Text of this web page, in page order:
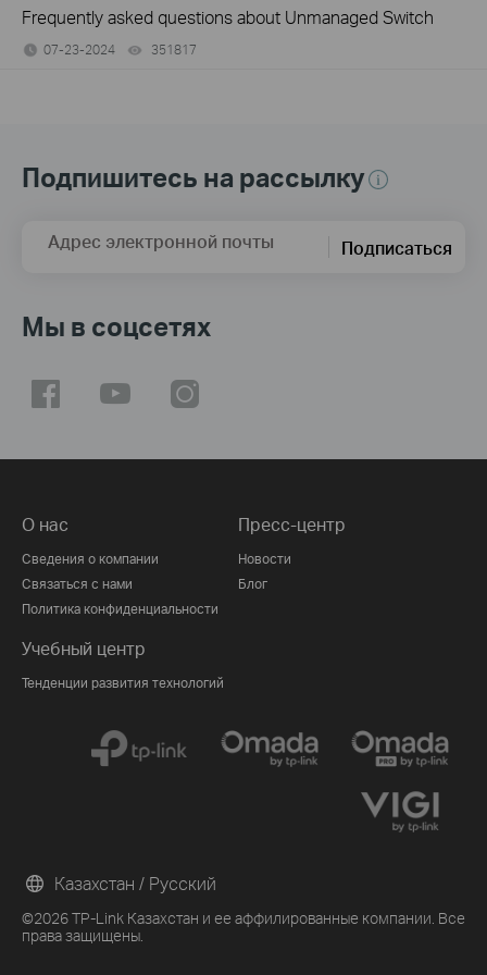
Frequently asked questions about Unmanaged Switch
07-23-2024 351817
Подпишитесь на рассылку
Адрес электронной почты Подписаться
Мы в соцсетях
О нас
Сведения о компании
Связаться с нами
Политика конфиденциальности
Пресс-центр
Новости
Блог
Учебный центр
Тенденции развития технологий
©2026 TP-Link Казахстан и ее аффилированные компании. Все
права защищены.
Казахстан / Русский